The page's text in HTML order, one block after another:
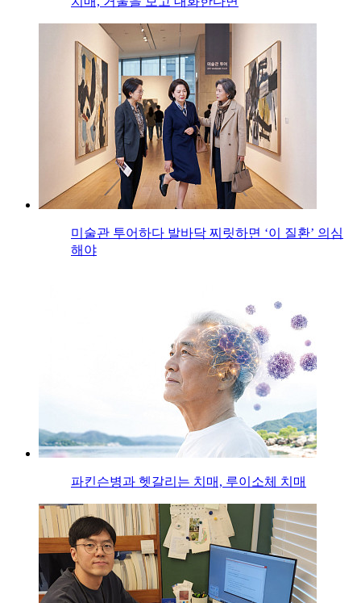
미술관 투어하다 발바닥 찌릿하면 ‘이 질환’ 의심
해야
파킨슨병과 헷갈리는 치매, 루이소체 치매